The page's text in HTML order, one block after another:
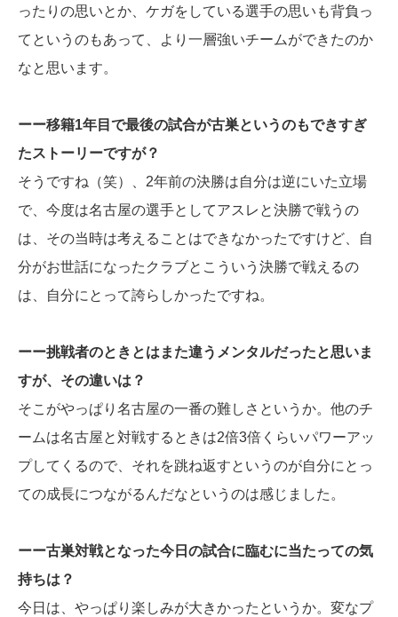
ったりの思いとか、ケガをしている選手の思いも背負っ
てというのもあって、より一層強いチームができたのか
なと思います。
ーー移籍1年目で最後の試合が古巣というのもできすぎ
たストーリーですが？
そうですね（笑）、2年前の決勝は自分は逆にいた立場
で、今度は名古屋の選手としてアスレと決勝で戦うの
は、その当時は考えることはできなかったですけど、自
分がお世話になったクラブとこういう決勝で戦えるの
は、自分にとって誇らしかったですね。
ーー挑戦者のときとはまた違うメンタルだったと思いま
すが、その違いは？
そこがやっぱり名古屋の一番の難しさというか。他のチ
ームは名古屋と対戦するときは2倍3倍くらいパワーアッ
プしてくるので、それを跳ね返すというのが自分にとっ
ての成長につながるんだなというのは感じました。
ーー古巣対戦となった今日の試合に臨むに当たっての気
持ちは？
今日は、やっぱり楽しみが大きかったというか。変なプ